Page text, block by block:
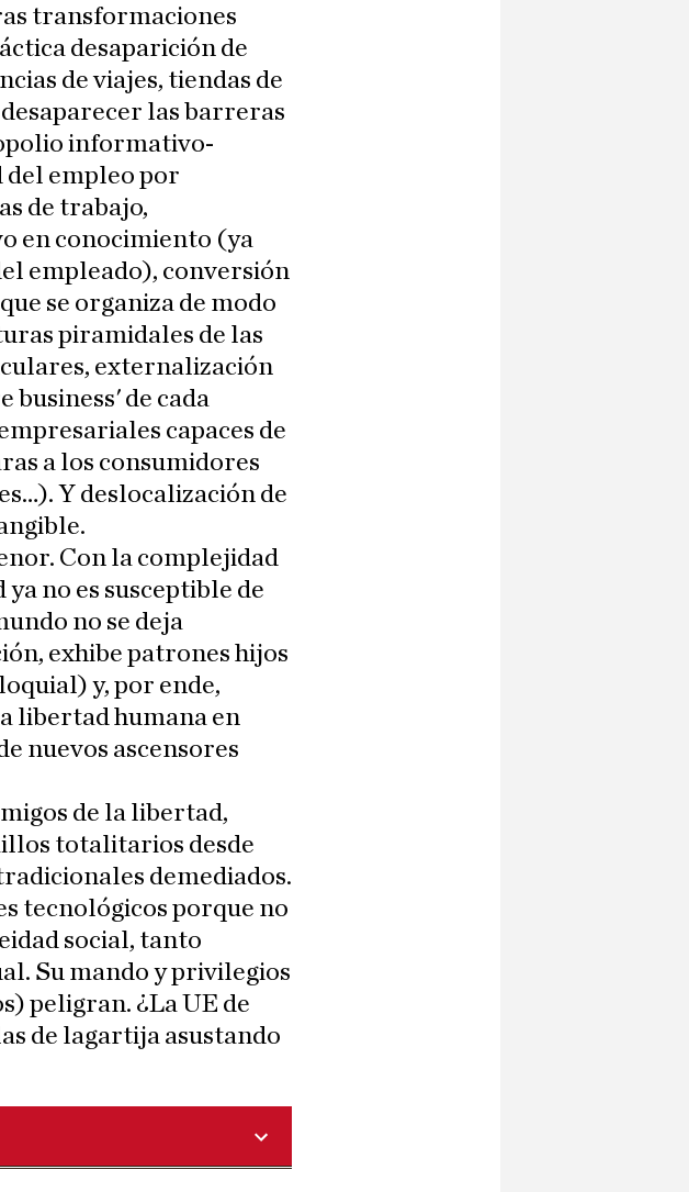
transformaciones
desaparición de
de viajes, tiendas de
las barreras
informativo-
del empleo por
de trabajo,
en conocimiento (ya
empleado), conversión
se organiza de modo
piramidales de las
externalización
business' de cada
capaces de
a los consumidores
Y deslocalización de
Con la complejidad
no es susceptible de
no se deja
exhibe patrones hijos
y, por ende,
libertad humana en
nuevos ascensores
de la libertad,
totalitarios desde
demediados.
tecnológicos porque no
social, tanto
Su mando y privilegios
peligran. ¿La UE de
de lagartija asustando